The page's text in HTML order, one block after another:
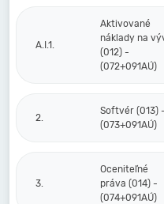
A.I.1.
Aktivované
náklady na
(012) -
(072+091AÚ)
2.
Softvér (013) -
(073+091AÚ)
3.
Oceniteľné
práva (014) -
(074+091AÚ)